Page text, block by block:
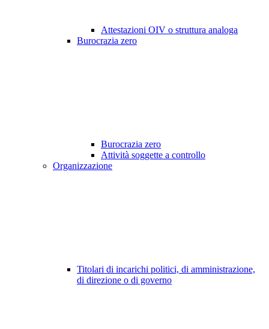
Attestazioni OIV o struttura analoga
Burocrazia zero
Burocrazia zero
Attività soggette a controllo
Organizzazione
Titolari di incarichi politici, di amministrazione,
di direzione o di governo